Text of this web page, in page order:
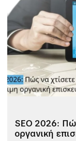
SEO 2026:
οργανική